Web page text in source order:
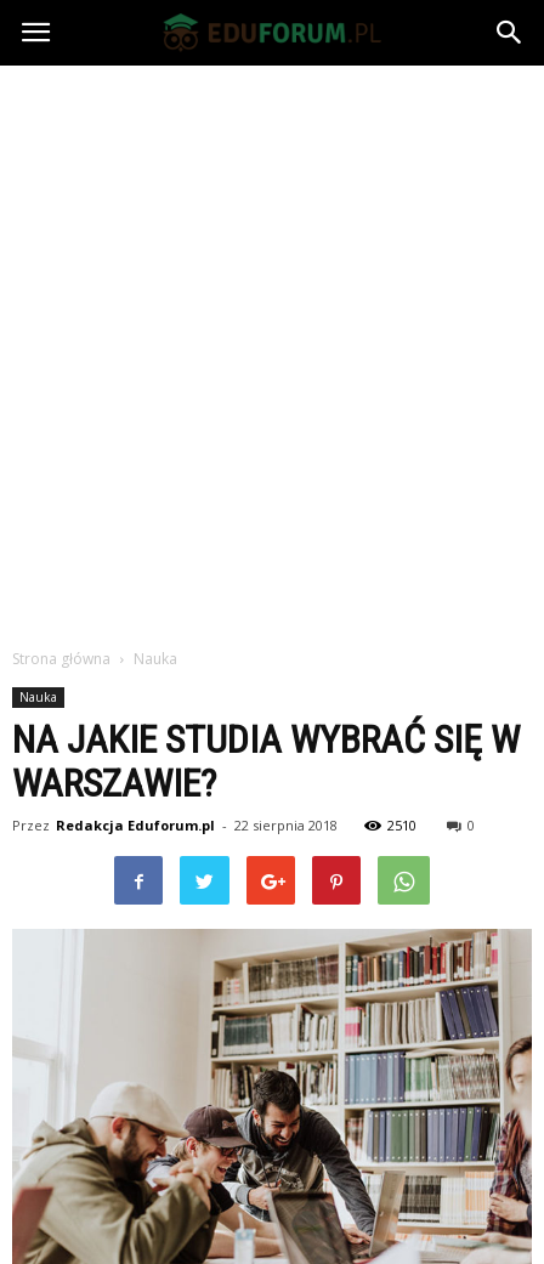
Eduforum.pl
Strona główna Nauka
Nauka
NA JAKIE STUDIA WYBRAĆ SIĘ W
WARSZAWIE?
Przez Redakcja Eduforum.pl - 22 sierpnia 2018 2510 0